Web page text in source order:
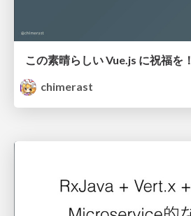
この素晴らしい Vue.js に祝福を！
chimerast